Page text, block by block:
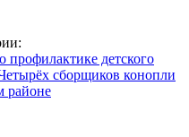
детского
сборщиков конопли
районе